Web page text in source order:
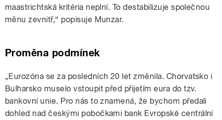
maastrichtská kritéria neplní. To destabilizuje společnou
měnu zevnitř,“ popisuje Munzar.
Proměna podmínek
„Eurozóna se za posledních 20 let změnila. Chorvatsko i
Bulharsko muselo vstoupit před přijetím eura do tzv.
bankovní unie. Pro nás to znamená, že bychom předali
dohled nad českými pobočkami bank Evropské centrální